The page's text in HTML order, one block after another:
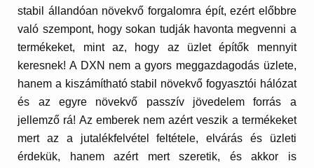
stabil állandóan növekvő forgalomra épít, ezért előbbre
való szempont, hogy sokan tudják havonta megvenni a
termékeket, mint az, hogy az üzlet építők mennyit
keresnek! A DXN nem a gyors meggazdagodás üzlete,
hanem a kiszámítható stabil növekvő fogyasztói hálózat
és az egyre növekvő passzív jövedelem forrás a
jellemző rá! Az emberek nem azért veszik a termékeket
mert az a jutalékfelvétel feltétele, elvárás és üzleti
érdekük, hanem azért mert szeretik, és akkor is